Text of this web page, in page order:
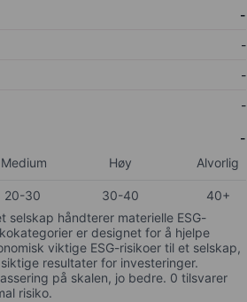
-
-
-
-
-
Medium Høy Alvorlig
20-30 30-40
40+
selskap håndterer materielle ESG-
er designet for å hjelpe
viktige ESG-risikoer til et selskap,
resultater for investeringer.
på skalen, jo bedre. 0 tilsvarer
risiko.